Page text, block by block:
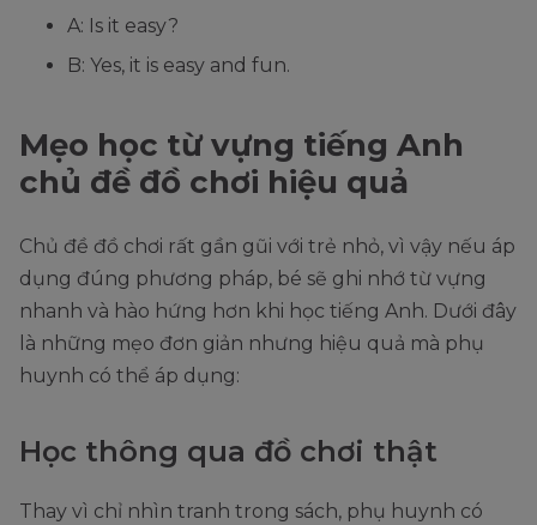
A: Is it easy?
B: Yes, it is easy and fun.
Mẹo học từ vựng tiếng Anh
chủ đề đồ chơi hiệu quả
Chủ đề đồ chơi rất gần gũi với trẻ nhỏ, vì vậy nếu áp
dụng đúng phương pháp, bé sẽ ghi nhớ từ vựng
nhanh và hào hứng hơn khi học tiếng Anh. Dưới đây
là những mẹo đơn giản nhưng hiệu quả mà phụ
huynh có thể áp dụng:
Học thông qua đồ chơi thật
Thay vì chỉ nhìn tranh trong sách, phụ huynh có